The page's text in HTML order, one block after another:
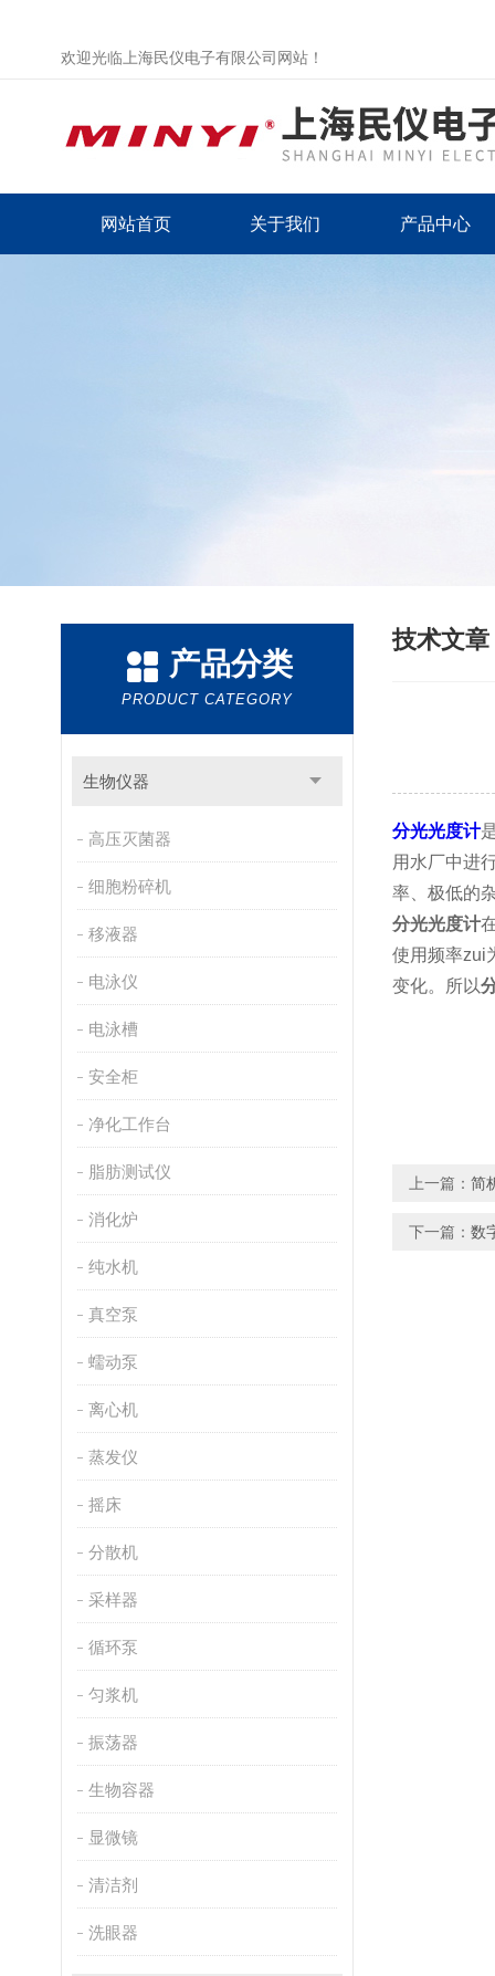
欢迎光临上海民仪电子有限公司网站！
网站首页 关于我们 产品中心
产品分类
PRODUCT CATEGORY
生物仪器
高压灭菌器
细胞粉碎机
移液器
电泳仪
电泳槽
安全柜
净化工作台
脂肪测试仪
消化炉
纯水机
真空泵
蠕动泵
离心机
蒸发仪
摇床
分散机
采样器
循环泵
匀浆机
振荡器
生物容器
显微镜
清洁剂
洗眼器
技术文章
分光光度计
用水厂中进
率、极低的
分光光度计
使用频率zui
变化。所以
上一篇： 简
下一篇： 数